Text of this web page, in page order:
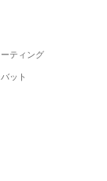
ティング
ット